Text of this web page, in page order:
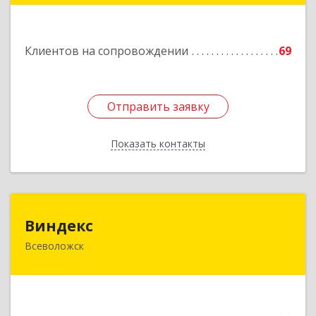
Клиентов на сопровождении 69
Отправить заявку
Показать контакты
Подробнее
Отправить заявку
Назад
Виндекс
Всеволожск
188643, Ленинградская обл, Всеволожский р-н,